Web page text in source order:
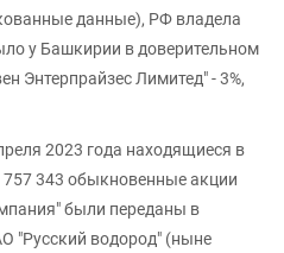
данные), РФ владела
у Башкирии в доверительном
Энтерпрайзес Лимитед" - 3%,
2023 года находящиеся в
343 обыкновенные акции
были переданы в
"Русский водород" (ныне